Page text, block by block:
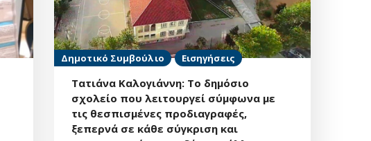
Δημοτικό Συμβούλιο Εισηγήσεις
Τατιάνα Καλογιάννη: Το δημόσιο
σχολείο που λειτουργεί σύμφωνα με
τις θεσπισμένες προδιαγραφές,
ξεπερνά σε κάθε σύγκριση και